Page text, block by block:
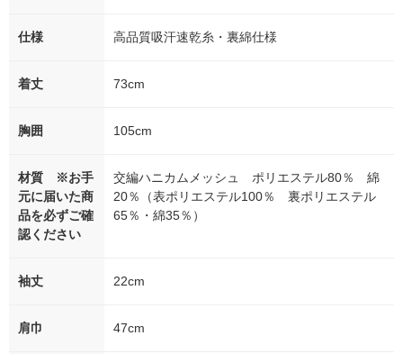
仕様 高品質吸汗速乾糸・裏綿仕様
着丈 73cm
胸囲 105cm
材質 ※お手
元に届いた商
品を必ずご確
認ください
交編ハニカムメッシュ ポリエステル80％ 綿
20％（表ポリエステル100％ 裏ポリエステル
65％・綿35％）
袖丈 22cm
肩巾 47cm